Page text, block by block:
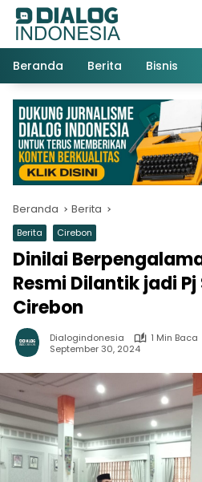
Langsung
konten
Beranda
Berita Bisnis
Beranda Berita
Berita Cirebon
Dinilai
Resmi Dilantik jadi
Cirebon
Dialogindonesia
1 Min Baca
September 30, 2024